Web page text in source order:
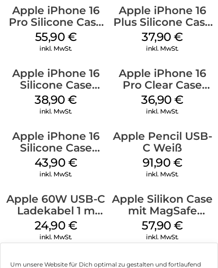
Um unsere Website für Dich optimal zu gestalten und fortlaufend
Apple iPhone 16
Pro Silicone Case
MagSafe Stone
Gray
55,90 €
inkl. MwSt.
Apple iPhone 16
Plus Silicone Case
MagSafe Lake
Green
37,90€
inkl. MwSt.
Apple iPhone 16
Silicone Case
MagSafe
Ultramarine
38,90€
inkl. MwSt.
Apple iPhone 16
Pro Clear Case
MagSafe
Transparent
36,90€
inkl. MwSt.
Apple iPhone 16
Silicone Case
MagSafe Plum
43,90 €
inkl. MwSt.
Apple Pencil USB-
C Weiß
91,90 €
inkl. MwSt.
Apple 60W USB-C
Ladekabel 1 m
Weiß
24,90 €
inkl. MwSt.
Apple Silikon Case
mit MagSafe
iPhone 14 Pro
(PRODUCT)RED
57,90€
inkl. MwSt.